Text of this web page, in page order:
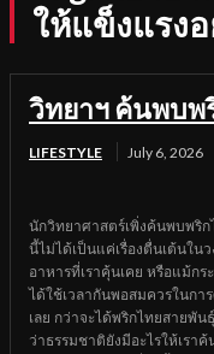
ให้แข็งแรง
วิทยาฯ ค้นพบพ
LIFESTYLE July 6, 2026
นักวิทยาศาสตร์เพิ่งค้นพบพริ
นี้ไม่ได้เป็นแค่เรื่องตื่นเต้นใน
อาหารที่เราคุ้นเคย หรือแม้ก
ได้ใช้เวลากันพอสมควรในกา
เลย กว่าจะได้พริกไทยสายพั
ว่าธรรมชาติยังมีอะไรให้เรา